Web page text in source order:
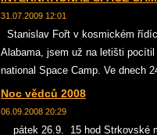
31.07.2009 12:01
Stanislav Fořt v kosmickém
Alabama, jsem už na letišti
national Space Camp. Ve dnech
Noc vědců 2008
06.09.2008 20:29
pátek 26.9. 15 hod Strkovské